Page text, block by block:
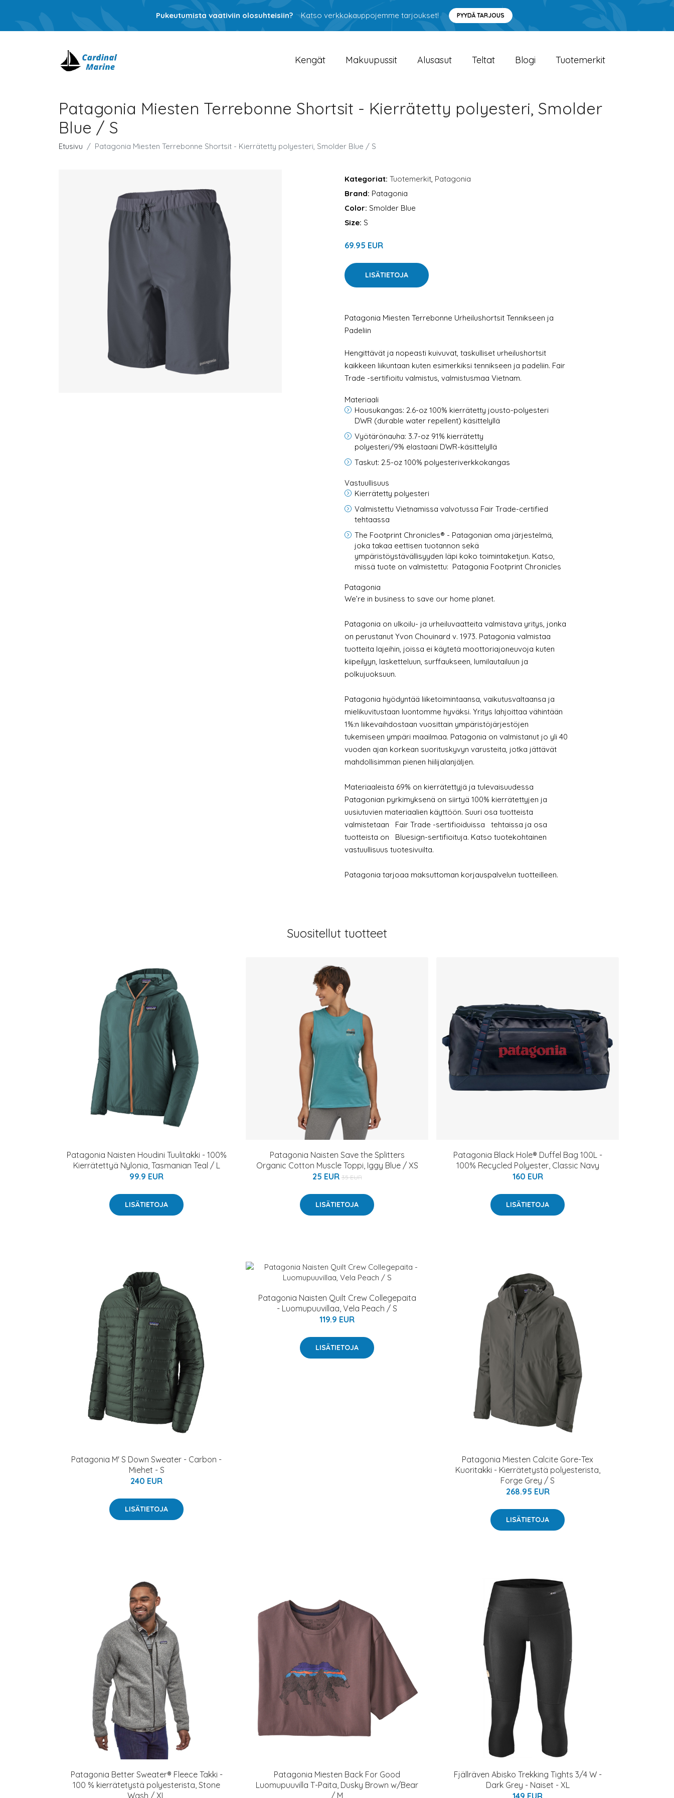
Pukeutumista vaativiin olosuhteisiin? Katso verkkokauppojemme tarjoukset! PYYDÄ TARJOUS
Kengät Makuupussit Alusasut Teltat Blogi Tuotemerkit
Patagonia Miesten Terrebonne Shortsit - Kierrätetty polyesteri, Smolder
Blue / S
Etusivu Patagonia Miesten Terrebonne Shortsit - Kierrätetty polyesteri, Smolder Blue / S
Kategoriat: Tuotemerkit, Patagonia
Brand: Patagonia
Color: Smolder Blue
Size: S
69.95 EUR
LISÄTIETOJA
Patagonia Miesten Terrebonne Urheilushortsit Tennikseen ja
Padeliin
Hengittävät ja nopeasti kuivuvat, taskulliset urheilushortsit
kaikkeen liikuntaan kuten esimerkiksi tennikseen ja padeliin. Fair
Trade -sertifioitu valmistus, valmistusmaa Vietnam.
Materiaali
Housukangas: 2.6-oz 100% kierrätetty jousto-polyesteri
DWR (durable water repellent) käsittelyllä
Vyötärönauha: 3.7-oz 91% kierrätetty
polyesteri/9% elastaani DWR-käsittelyllä
Taskut: 2.5-oz 100% polyesteriverkkokangas
Vastuullisuus
Kierrätetty polyesteri
Valmistettu Vietnamissa valvotussa Fair Trade-certified
tehtaassa
The Footprint Chronicles® - Patagonian oma järjestelmä,
joka takaa eettisen tuotannon sekä
ympäristöystävällisyyden läpi koko toimintaketjun. Katso,
missä tuote on valmistettu: Patagonia Footprint Chronicles
Patagonia
We’re in business to save our home planet.
Patagonia on ulkoilu- ja urheiluvaatteita valmistava yritys, jonka
on perustanut Yvon Chouinard v. 1973. Patagonia valmistaa
tuotteita lajeihin, joissa ei käytetä moottoriajoneuvoja kuten
kiipeilyyn, lasketteluun, surffaukseen, lumilautailuun ja
polkujuoksuun.
Patagonia hyödyntää liiketoimintaansa, vaikutusvaltaansa ja
mielikuvitustaan luontomme hyväksi. Yritys lahjoittaa vähintään
1%:n liikevaihdostaan vuosittain ympäristöjärjestöjen
tukemiseen ympäri maailmaa. Patagonia on valmistanut jo yli 40
vuoden ajan korkean suorituskyvyn varusteita, jotka jättävät
mahdollisimman pienen hiilijalanjäljen.
Materiaaleista 69% on kierrätettyjä ja tulevaisuudessa
Patagonian pyrkimyksenä on siirtyä 100% kierrätettyjen ja
uusiutuvien materiaalien käyttöön. Suuri osa tuotteista
valmistetaan
Fair Trade -sertifioiduissa
tehtaissa ja osa
tuotteista on
Bluesign-sertifioituja. Katso tuotekohtainen
vastuullisuus tuotesivuilta.
Patagonia tarjoaa maksuttoman korjauspalvelun tuotteilleen.
Suositellut tuotteet
Patagonia Naisten Houdini Tuulitakki - 100%
Kierrätettyä Nylonia, Tasmanian Teal / L
99.9 EUR
LISÄTIETOJA
Patagonia Naisten Save the Splitters
Organic Cotton Muscle Toppi, Iggy Blue / XS
25 EUR 35 EUR
LISÄTIETOJA
Patagonia Black Hole® Duffel Bag 100L -
100% Recycled Polyester, Classic Navy
160 EUR
LISÄTIETOJA
Patagonia M' S Down Sweater - Carbon -
Miehet - S
240 EUR
LISÄTIETOJA
Patagonia Naisten Quilt Crew Collegepaita
- Luomupuuvillaa, Vela Peach / S
119.9 EUR
LISÄTIETOJA
Patagonia Miesten Calcite Gore-Tex
Kuoritakki - Kierrätetystä polyesterista,
Forge Grey / S
268.95 EUR
LISÄTIETOJA
Patagonia Better Sweater® Fleece Takki -
100 % kierrätetystä polyesterista, Stone
Wash / XL
Patagonia Miesten Back For Good
Luomupuuvilla T-Paita, Dusky Brown w/Bear
/ M
Fjällräven Abisko Trekking Tights 3/4 W -
Dark Grey - Naiset - XL
149 EUR